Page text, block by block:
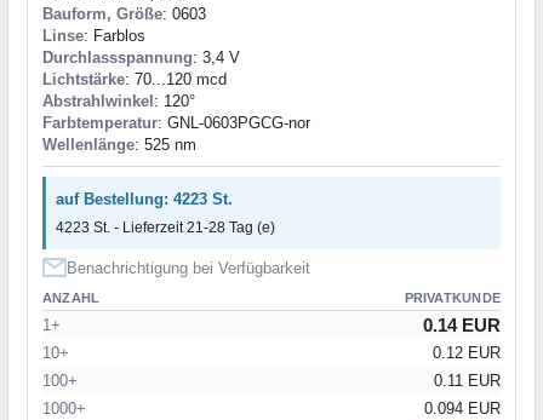
Bauform, Größe: 0603
Linse: Farblos
Durchlassspannung: 3,4 V
Lichtstärke: 70...120 mcd
Abstrahlwinkel : 120°
Farbtemperatur: GNL-0603PGCG-nor
Wellenlänge: 525 nm
auf Bestellung: 4223 St.
4223 St. - Lieferzeit 21-28 Tag (e)
Benachrichtigung bei Verfügbarkeit
ANZAHL PRIVATKUNDE
1+ 0.14 EUR
10+
0.12 EUR
100+
0.11 EUR
1000+
0.094 EUR